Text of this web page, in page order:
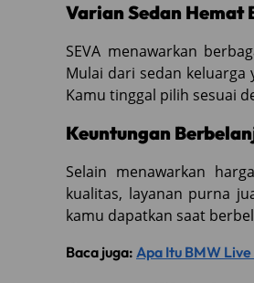
Varian Sedan Hemat
SEVA menawarkan
Mulai dari sedan keluarga
Kamu tinggal pilih sesuai
Keuntungan
Selain menawarkan
kualitas, layanan purna
kamu dapatkan saat
Baca juga: Apa Itu BMW